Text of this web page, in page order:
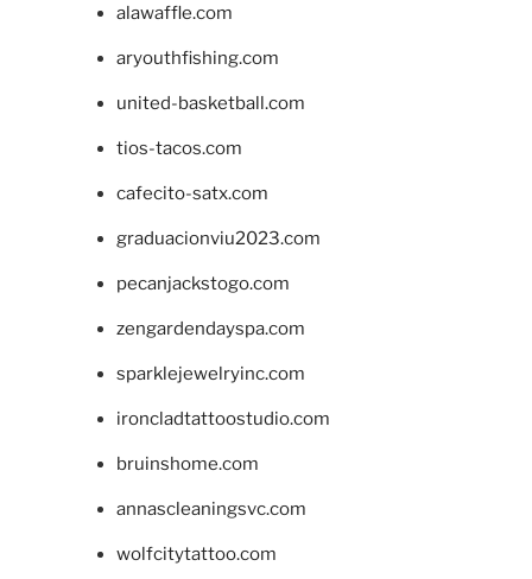
alawaffle.com
aryouthfishing.com
united-basketball.com
tios-tacos.com
cafecito-satx.com
graduacionviu2023.com
pecanjackstogo.com
zengardendayspa.com
sparklejewelryinc.com
ironcladtattoostudio.com
bruinshome.com
annascleaningsvc.com
wolfcitytattoo.com